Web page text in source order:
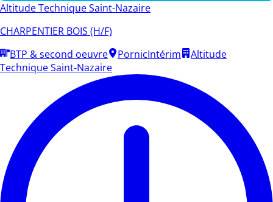
Altitude Technique Saint-Nazaire
CHARPENTIER BOIS (H/F)
BTP & second oeuvre
PornicIntérim
Altitude
Technique Saint-Nazaire